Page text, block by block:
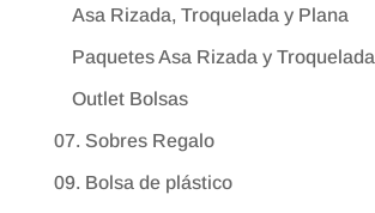
Asa Rizada, Troquelada y Plana
Paquetes Asa Rizada y Troquelada
Outlet Bolsas
07. Sobres Regalo
09. Bolsa de plástico